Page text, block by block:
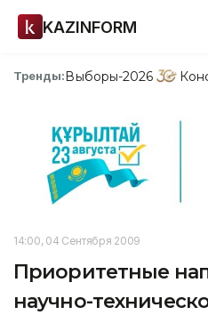
KAZINFORM
Тренды:Выборы-2026
14:00, 04 Сентября 2009
Приоритетные
научно-